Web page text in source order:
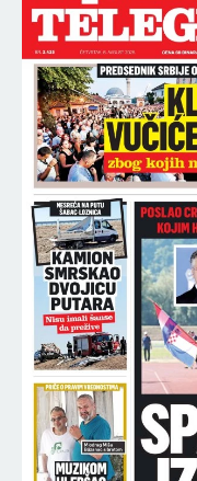
13:45
SRPSKOM
Skupocenom
garaži luksuznog
13:45
NAJNOVIJE VESTI
TERZA UZIMA
odmah po
13:41
PARTIZAN DOBIO
poslednja
13:35
"OVO NIJE PRVI
JE SLEDEĆE?!"
Zvezdari gde je
sprečena SAMO